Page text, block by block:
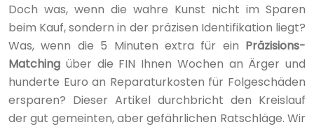
Doch was, wenn die wahre Kunst nicht im Sparen
beim Kauf, sondern in der präzisen Identifikation liegt?
Was, wenn die 5 Minuten extra für ein Präzisions-
Matching über die FIN Ihnen Wochen an Ärger und
hunderte Euro an Reparaturkosten für Folgeschäden
ersparen? Dieser Artikel durchbricht den Kreislauf
der gut gemeinten, aber gefährlichen Ratschläge. Wir